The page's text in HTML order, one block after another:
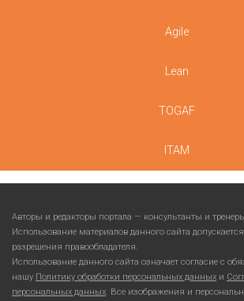
Agile
Lean
TOGAF
ITAM
Авторы и редакторы портала — консультанты и
Использование материалов данного сайта
разрешения правообладателя.
Использование данного сайта означает согласие с
нашу Политику обработки персональных данных и
персональных данных. Все изображения и